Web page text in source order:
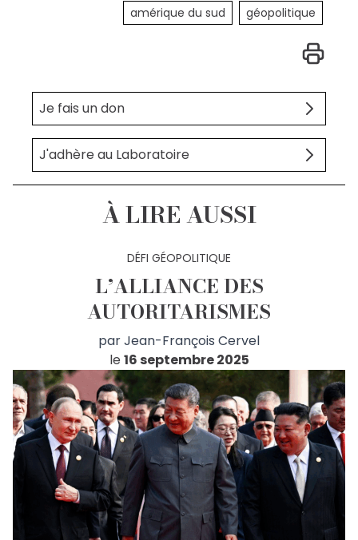
amérique du sud géopolitique
Je fais un don
J'adhère au Laboratoire
À LIRE AUSSI
DÉFI GÉOPOLITIQUE
L’ALLIANCE DES
AUTORITARISMES
parJean-François Cervel
le16 septembre 2025